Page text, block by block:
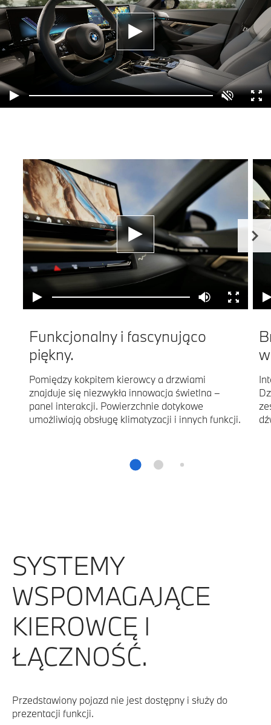
Funkcjonalny i fascynująco
piękny.
Pomiędzy kokpitem kierowcy a drzwiami
znajduje się niezwykła innowacja świetlna –
panel interakcji. Powierzchnie dotykowe
umożliwiają obsługę klimatyzacji i innych funkcji.
SYSTEMY
WSPOMAGAJĄCE
KIEROWCĘ I
ŁĄCZNOŚĆ.
Przedstawiony pojazd nie jest dostępny i służy do
prezentacji funkcji.